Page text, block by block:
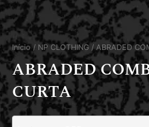
Início / NP CLOTHING / ABRADED
ABRADED
CURTA